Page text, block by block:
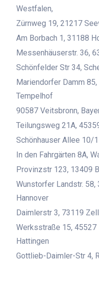
Westfalen,
Zürnweg 19, 21217
Am Borbach 1, 31188
Messenhäuserstr. 36,
Schönfelder Str 34,
Mariendorfer Damm
Tempelhof
90587 Veitsbronn,
Teilungsweg 21A,
Schönhauser Allee 10/
In den Fahrgärten 8A,
Provinzstr 123, 13409
Wunstorfer Landstr. 58,
Hannover
Daimlerstr 3, 73119
Werksstraße 15, 45527
Hattingen
Gottlieb-Daimler-Str 4,